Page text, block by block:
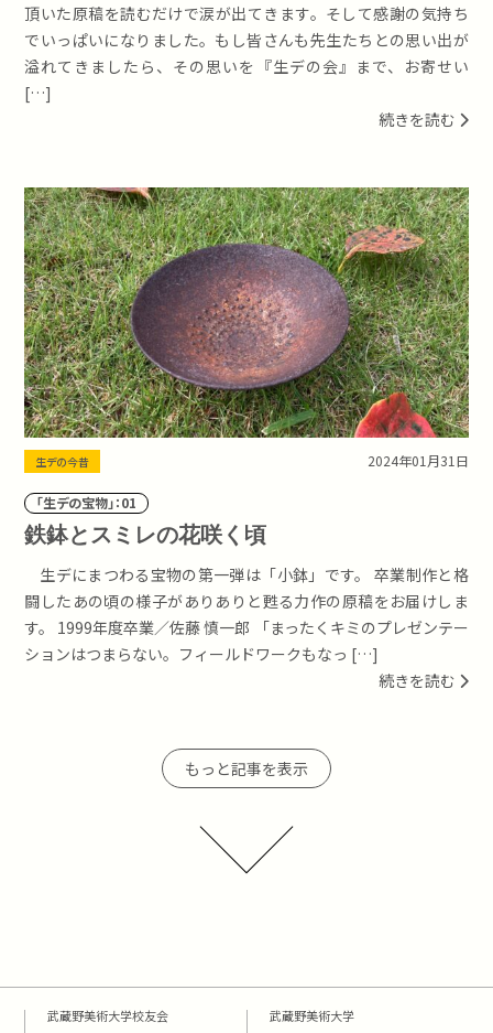
頂いた原稿を読むだけで涙が出てきます。そして感謝の気持ち
でいっぱいになりました。もし皆さんも先生たちとの思い出が
溢れてきましたら、その思いを『生デの会』まで、お寄せい
[…]
続きを読む
生デの今昔 2024年01月31日
「生デの宝物」：01
鉄鉢とスミレの花咲く頃
生デにまつわる宝物の第一弾は「小鉢」です。 卒業制作と格
闘したあの頃の様子がありありと甦る力作の原稿をお届けしま
す。 1999年度卒業／佐藤 慎一郎 「まったくキミのプレゼンテー
ションはつまらない。フィールドワークもなっ […]
続きを読む
もっと記事を表示
武蔵野美術大学校友会 武蔵野美術大学